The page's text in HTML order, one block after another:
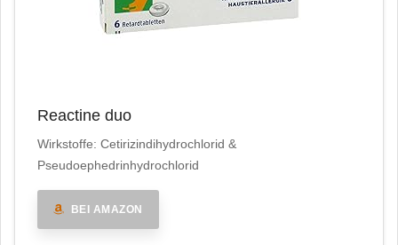
Reactine duo
Wirkstoffe: Cetirizindihydrochlorid &
Pseudoephedrinhydrochlorid
BEI AMAZON